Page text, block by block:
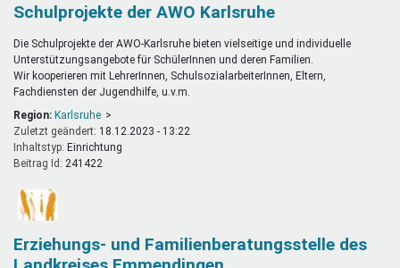
Schulprojekte der AWO Karlsruhe
Die Schulprojekte der AWO-Karlsruhe bieten vielseitige und individuelle
Unterstützungsangebote für SchülerInnen und deren Familien.
Wir kooperieren mit LehrerInnen, SchulsozialarbeiterInnen, Eltern,
Fachdiensten der Jugendhilfe, u.v.m.
Region: Karlsruhe
Zuletzt geändert: 18.12.2023 - 13:22
Inhaltstyp:
einrichtung
Beitrag Id: 241422
Erziehungs- und Familienberatungsstelle des